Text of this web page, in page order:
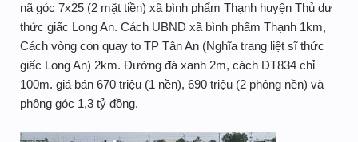
nã góc 7x25 (2 mặt tiền) xã bình phẩm Thạnh huyện Thủ dư
thức giấc Long An. Cách UBND xã bình phẩm Thạnh 1km,
Cách vòng con quay to TP Tân An (Nghĩa trang liệt sĩ thức
giấc Long An) 2km. Đường đá xanh 2m, cách DT834 chỉ
100m. giá bán 670 triệu (1 nền), 690 triệu (2 phông nền) và
phông góc 1,3 tỷ đồng.